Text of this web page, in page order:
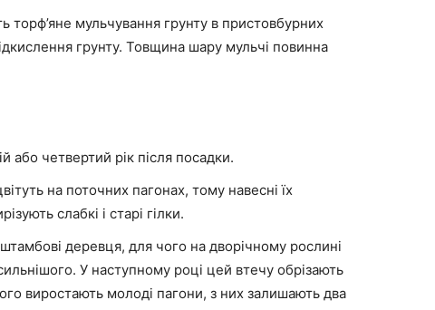
торф’яне мульчування грунту в пристовбурних
грунту. Товщина шару мульчі повинна
або четвертий рік після посадки.
на поточних пагонах, тому навесні їх
слабкі і старі гілки.
деревця, для чого на дворічному рослині
У наступному році цей втечу обрізають
виростають молоді пагони, з них залишають два